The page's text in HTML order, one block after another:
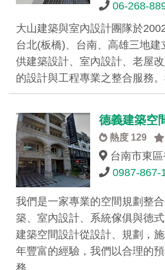
06-268-
大山建築與室內設計團隊於
台北(板橋)、台南、高雄三地建
供建築設計、室內設計、老屋
的設計與工程專業之整合服務
德義建築空
熱度 129
台南市東區
0987-867-
我們是一家專業的空間規劃整
築、室內設計、系統傢俱與德
建築空間設計從設計、規劃，
年豐富的經驗，我們以合理的